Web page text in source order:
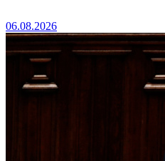
06.08.2026